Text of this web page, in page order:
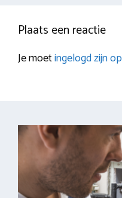
Plaats een reactie
Je moetingelogd zijn op